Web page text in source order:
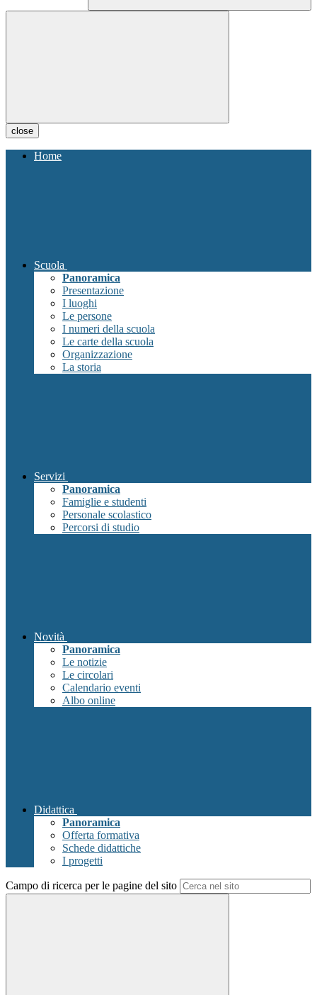
close
Home
Scuola
Panoramica
Presentazione
I luoghi
Le persone
I numeri della scuola
Le carte della scuola
Organizzazione
La storia
Servizi
Panoramica
Famiglie e studenti
Personale scolastico
Percorsi di studio
Novità
Panoramica
Le notizie
Le circolari
Calendario eventi
Albo online
Didattica
Panoramica
Offerta formativa
Schede didattiche
I progetti
Campo di ricerca per le pagine del sito